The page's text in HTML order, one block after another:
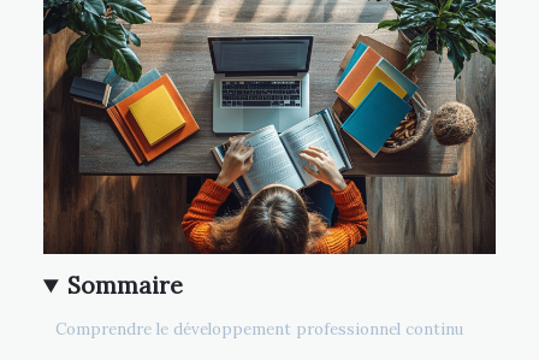
Sommaire
Comprendre le développement professionnel continu